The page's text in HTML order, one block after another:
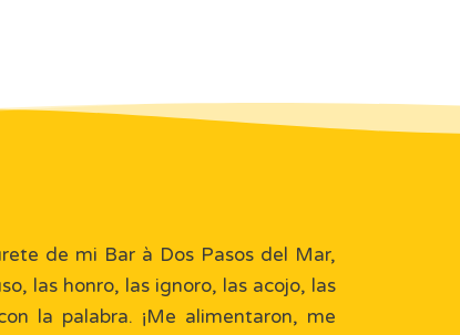
de mi Bar à Dos Pasos del Mar,
las honro, las ignoro, las acojo, las
la palabra. ¡Me alimentaron, me